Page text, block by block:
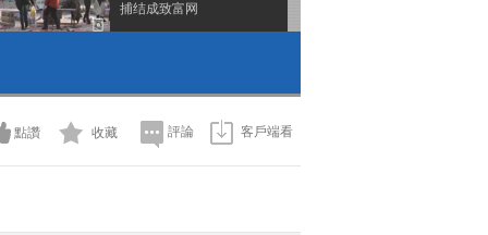
捕结成致富网
早盘震荡下滑
2015-12-28 15:15:02
商场人满为患
點讚 收藏 評論 客戶端看